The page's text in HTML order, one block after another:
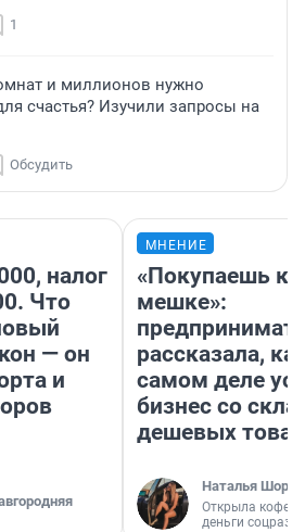
1
и миллионов нужно
счастья? Изучили запросы на
Обсудить
налог
Что
— он
и
МНЕНИЕ
«Покупаешь
мешке»:
рассказала,
самом деле
бизнес со
дешевых
Наталья
Открыла
деньги